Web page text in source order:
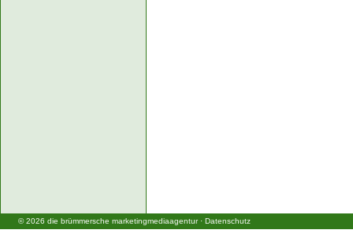
© 2026 die brümmersche marketingmediaagentur· Datenschutz